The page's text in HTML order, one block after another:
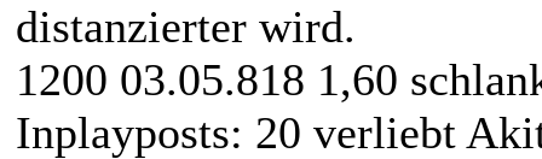
distanzierter wird.
1200 03.05.818 1,60
Inplayposts: 20 verliebt